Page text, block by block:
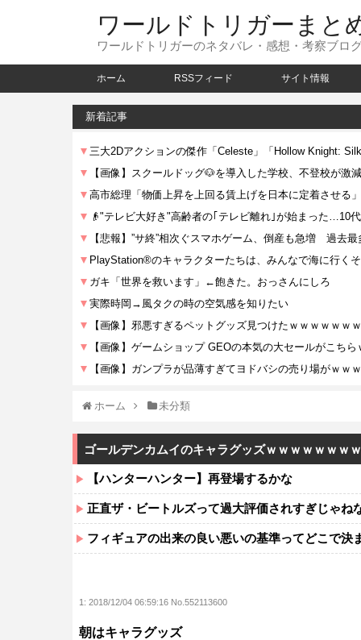
ワールドトリガーまと
ワールドトリガーのネタバレ・感想・考察ブロ
ホーム RSSフィード サイト情報
新着記事
ホーム 未分類
ゴールデンカムイのキャラグッズｗｗｗｗｗｗｗ
【ハンターハンター】再登場するかな
正直ザ・ビートルズって過大評価されすぎじゃね
フィギュアの出来の良い悪いの基準ってどこで決
1: 2018/12/04 06:59:16 No.552113600
朝はキャラグッズ